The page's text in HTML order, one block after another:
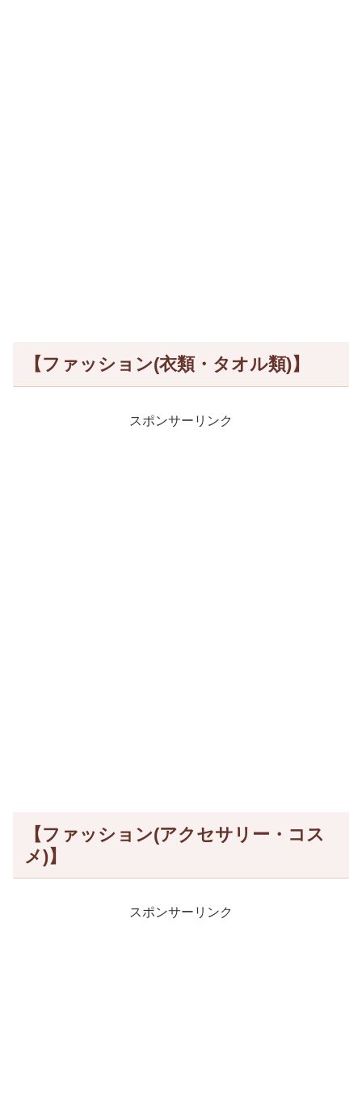
【ファッション(衣類・タオル類)】
スポンサーリンク
【ファッション(アクセサリー・コス
メ)】
スポンサーリンク